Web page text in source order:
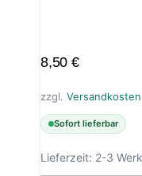
8,50€
zzgl. Versandkosten
Sofort lieferbar
Lieferzeit: 2-3